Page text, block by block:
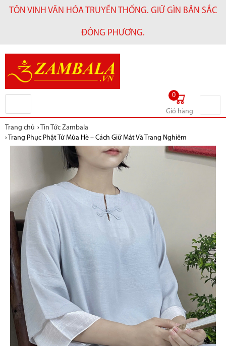
TÔN VINH VĂN HÓA TRUYỀN THỐNG. GIỮ GÌN BẢN SẮC
ĐÔNG PHƯƠNG.
0
Giỏ hàng
Trang chủ ›
Tin Tức Zambala
›
Trang Phục Phật Tử Mùa Hè – Cách Giữ Mát Và Trang Nghiêm